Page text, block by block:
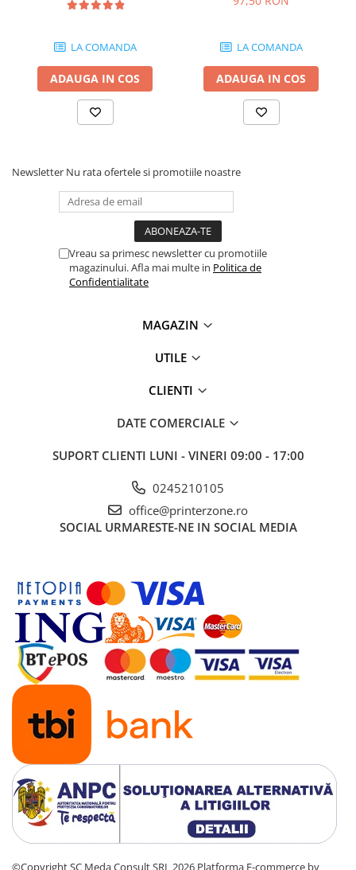
Placi captura
Kit mouse si tastatura
videoconferinta
Alte periferice
Retelistica
Patch panel-uri
Antene & amplificatoare semnal
Accesorii retelistica
PDU
UPS & Stabilizatoare
UPS-uri
Baterii UPS
Accesorii UPS
Servere, Storage & NAS
Servere NAS
Servere
SSD enterprise
HDD enterprise
LA COMANDA
ADAUGA IN COS
LA COMANDA
ADAUGA IN COS
Newsletter Nu rata ofertele si promotiile noastre
Vreau sa primesc newsletter cu promotiile
magazinului. Afla mai multe in Politica de
Confidentialitate
MAGAZIN
UTILE
CLIENTI
DATE COMERCIALE
SUPORT CLIENTI LUNI - VINERI 09:00 - 17:00
0245210105
office@printerzone.ro
SOCIAL URMARESTE-NE IN SOCIAL MEDIA
©Copyright SC Meda Consult SRL 2026 Platforma E-commerce by